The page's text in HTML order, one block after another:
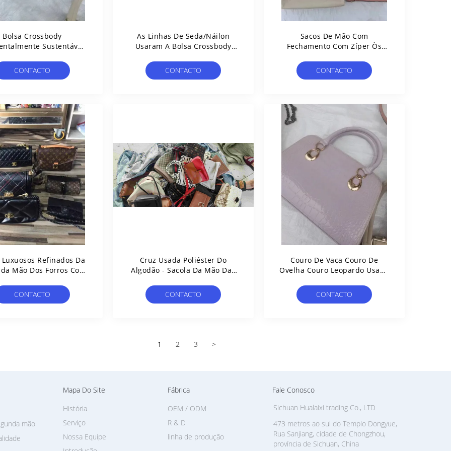
Bolsa Crossbody
Sustentável
CONTACTO
As Linhas De Seda/náilon
Usaram A Bolsa Crossbody
CONTACTO
Sacos De Mão Com
Fechamento Com Zíper Òs
CONTACTO
Luxuosos Refinados Da
Mão Dos Forros Com
Do Metal
CONTACTO
Cruz Usada Poliéster Do
Algodão - Sacola Da Mão Das
CONTACTO
Couro De Vaca Couro De
Ovelha Couro Leopardo Usado
CONTACTO
1 2 3 >
mão
Mapa Do Site
História
Serviço
Nossa Equipe
Fábrica
linha de produção
OEM / ODM
R & D
Fale Conosco
Sichuan Hualaixi trading Co., LTD
473 metros ao sul do Templo Dongyue,
Rua Sanjiang, cidade de Chongzhou,
província de Sichuan, China